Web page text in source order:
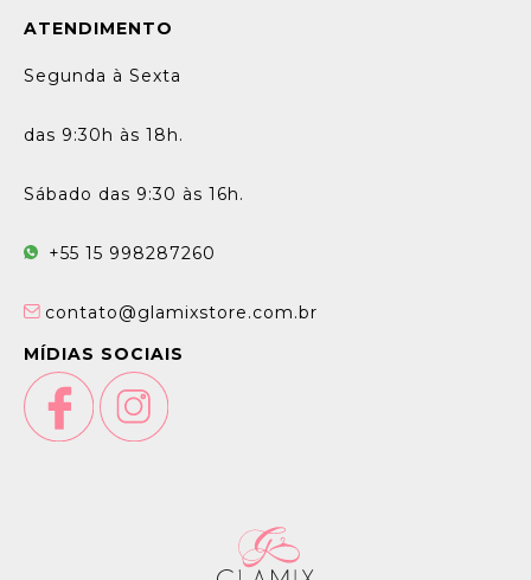
ATENDIMENTO
Segunda à Sexta
das 9:30h às 18h.
Sábado das 9:30 às 16h.
+55 15 998287260
contato@glamixstore.com.br
MÍDIAS SOCIAIS